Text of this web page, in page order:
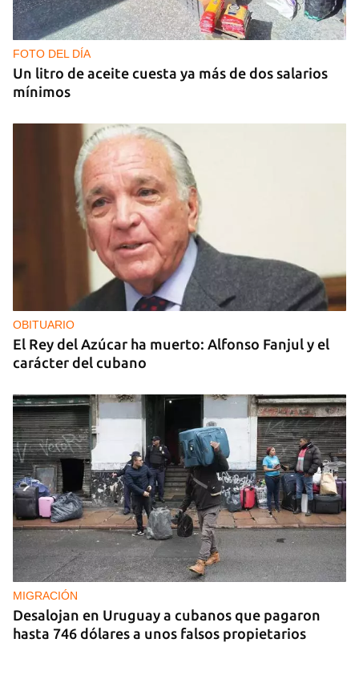
Un público enamorado de Celia Cruz desafía la
censura en un homenaje en La Habana
FOTO DEL DÍA
Un litro de aceite cuesta ya más de dos salarios
mínimos
OBITUARIO
El Rey del Azúcar ha muerto: Alfonso Fanjul y el
carácter del cubano
MIGRACIÓN
Desalojan en Uruguay a cubanos que pagaron
hasta 746 dólares a unos falsos propietarios